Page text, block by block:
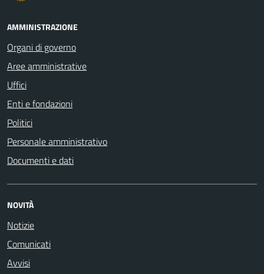
AMMINISTRAZIONE
Organi di governo
Aree amministrative
Uffici
Enti e fondazioni
Politici
Personale amministrativo
Documenti e dati
NOVITÀ
Notizie
Comunicati
Avvisi